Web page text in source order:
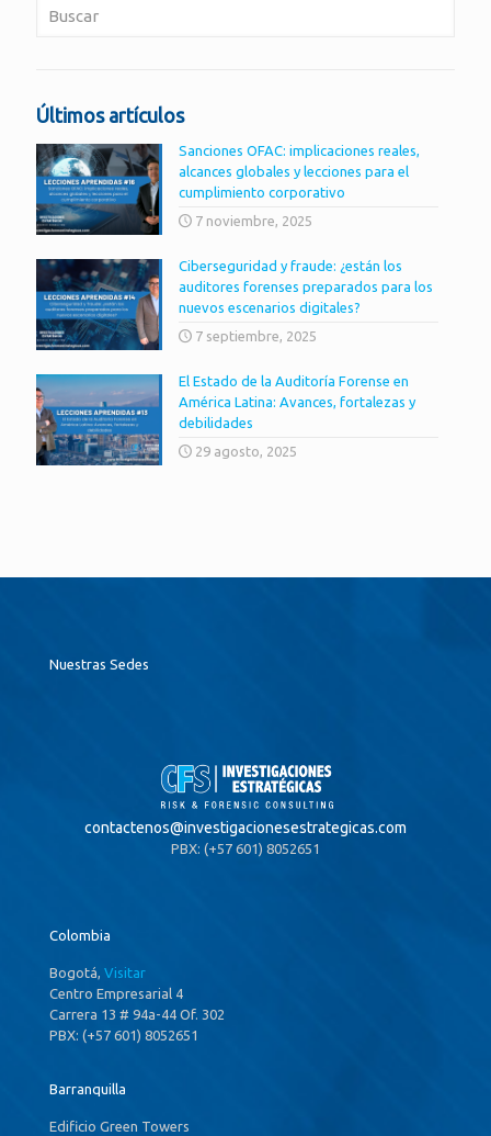
Últimos artículos
Sanciones OFAC: implicaciones reales,
alcances globales y lecciones para el
cumplimiento corporativo
7 noviembre, 2025
Ciberseguridad y fraude: ¿están los
auditores forenses preparados para los
nuevos escenarios digitales?
7 septiembre, 2025
El Estado de la Auditoría Forense en
América Latina: Avances, fortalezas y
debilidades
29 agosto, 2025
Nuestras Sedes
contactenos@investigacionesestrategicas.com
PBX: (+57 601) 8052651
Colombia
Bogotá, Visitar
Centro Empresarial 4
Carrera 13 # 94a-44 Of. 302
PBX: (+57 601) 8052651
Barranquilla
Edificio Green Towers